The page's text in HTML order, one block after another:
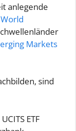
anlegende
Markets
sind
ETF